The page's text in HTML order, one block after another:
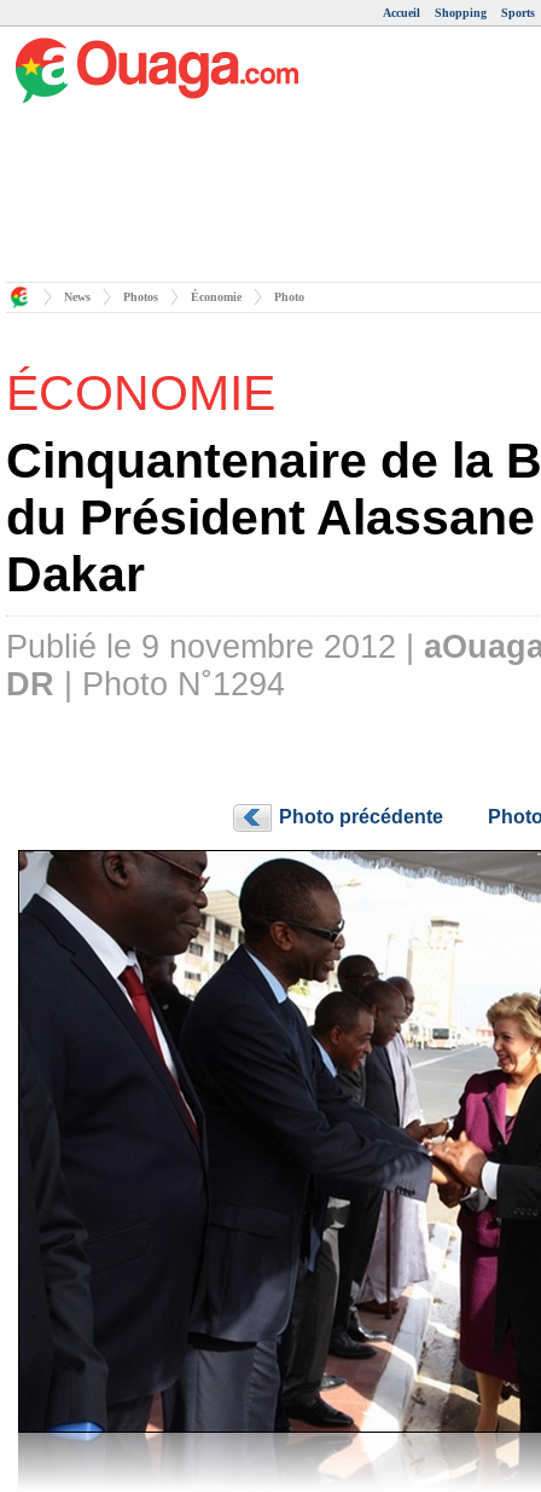
Accueil Shopping Sports
News Photos Économie Photo
ÉCONOMIE
Cinquantenaire de la
du Président
Dakar
Publié le 9 novembre 2012 |
DR | Photo N˚1294
Photo précédente